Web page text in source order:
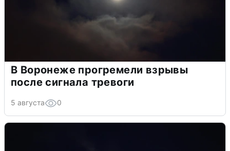
В Воронеже прогремели взрывы
после сигнала тревоги
5 августа 0